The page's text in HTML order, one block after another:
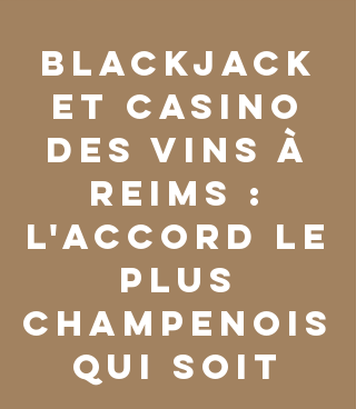
Blackjack
et Casino
des Vins à
Reims :
l'accord le
plus
champenois
qui soit